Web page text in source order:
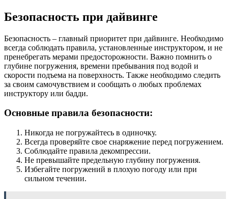
Безопасность при дайвинге
Безопасность – главный приоритет при дайвинге. Необходимо
всегда соблюдать правила, установленные инструктором, и не
пренебрегать мерами предосторожности. Важно помнить о
глубине погружения, времени пребывания под водой и
скорости подъема на поверхность. Также необходимо следить
за своим самочувствием и сообщать о любых проблемах
инструктору или бадди.
Основные правила безопасности:
Никогда не погружайтесь в одиночку.
Всегда проверяйте свое снаряжение перед погружением.
Соблюдайте правила декомпрессии.
Не превышайте предельную глубину погружения.
Избегайте погружений в плохую погоду или при
сильном течении.